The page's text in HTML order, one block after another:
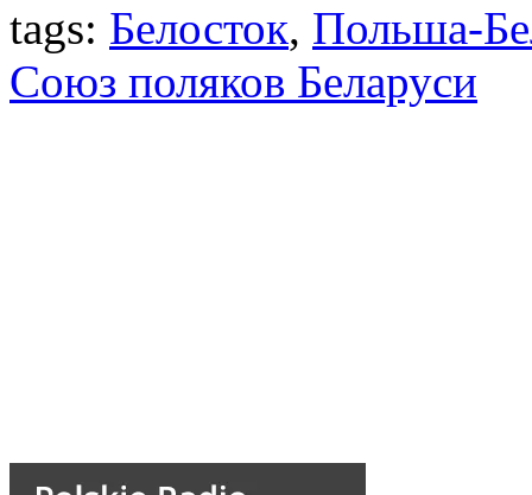
tags: Белосток, Польша-
Союз поляков Беларуси